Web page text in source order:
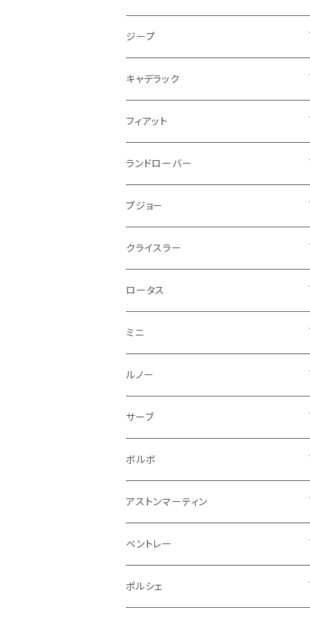
シトロエン
フィアット
クライスラー
サーブ
ベントレー
ロータス
ポルシェ
ヒュンダイ
その他
プジョー
ルノー
サーブ
フォード
ミニ
ロータス
マセラティ
ロールスロイス
ポルシェ
ヒュンダイ
その他
ランドローバー
ロータス
メルセデス ベンツ
ミニ
プジョー
ポルシェ
ルノー
サーブ
フォルクスワーゲン
ボルボ
シートベルト周り
ステアリング
ステアリングホイールカバー
修理ツール
運転席周り
アームレスト
ホーン
クーラント
その他
サスペンション
マフラー
ライト系
ブレーキランプ
方向指示器
ドア系
エアコン系
ブレーキ系
ブレーキランプ
外装系
タイヤ回り系
ホイール
泥除け
ガソリンタンク
フロントワイパー
リアワイパー
オーディオ系
その他
ケーブル系
ドリンクホルダー
携帯・スマホホルダー
クッション
ステッカー
バイク ハンドル系
ハンドガード
スロットル
シートカバー
バイク その他
バイク フェンダー系
足回り
サスペンション
オイル系
タイヤ回り
泥除け
ホイール
フロントバンパー回り
グリル
ライト系
ワイパー
トランクマット
ドア回り
タンク系
ケーブル系
バンパー回り
ライト系
ウインカー
その他
リアバンパー
エンジン系
外装系
クーラント
タンク系
ケーブル系
エンジン系
その他
アームレスト
ドア回り
ワイパー
排気系
ガスケット
ダッシュボード
タイヤ回り
泥除け
ライト系
ドア回り
ワイパー
キーホルダー
ワイパー
フロアマット
ジープ
フロアマット
収納用品
キャデラック
フロアマット
フィアット
フロアマット
フロントワイパー
リアワイパー
ランドローバー
フロアマット
ダッシュボード
トランクマット
ライト系
ウインカー
ワイパー
ミラー
収納系
アームレスト
シフトレバー
その他
冷却系
プジョー
フロアマット
その他
ライト系
ブレーキランプ
ウインカー
トランクマット
ワイパー
キーホルダー
クライスラー
フロアマット
ロータス
フロアマット
ミニ
フロアマット
ルノー
フロアマット
タイヤ回り
泥除け
ワイパー
その他
シフトノブ
サーブ
フロアマット
シフトノブ
ボルボ
フロアマット
トランクマット
アストンマーティン
フロアマット
ベントレー
フロアマット
ポルシェ